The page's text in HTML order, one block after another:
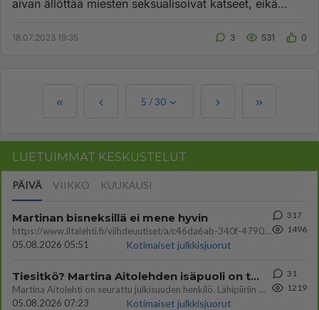
aivan ällöttää miesten seksualisoivat katseet, eikä
18.07.2023 19:35 3 531 0
5 /30
LUETUIMMAT KESKUSTELUT
PÄIVÄ VIIKKO KUUKAUSI
Martinan bisneksillä ei mene hyvin
https://www.iltalehti.fi/viihdeuutiset/a/c46da6ab-340f-4790-aaa7-0865eed2336 Yrityksen konkurssihakemus on tullut kärä
05.08.2026 05:51
Kotimaiset julkkisjuorut
317
1496
Tiesitkö? Martina Aitolehden isäpuoli on tämä suosittu laulaja
Martina Aitolehti on seurattu julkisuuden henkilö. Lähipiiriin mahtuu muitakin tunnettuja henkilöitä. Tiesitkö, että Ma
05.08.2026 07:23
Kotimaiset julkkisjuorut
31
1219